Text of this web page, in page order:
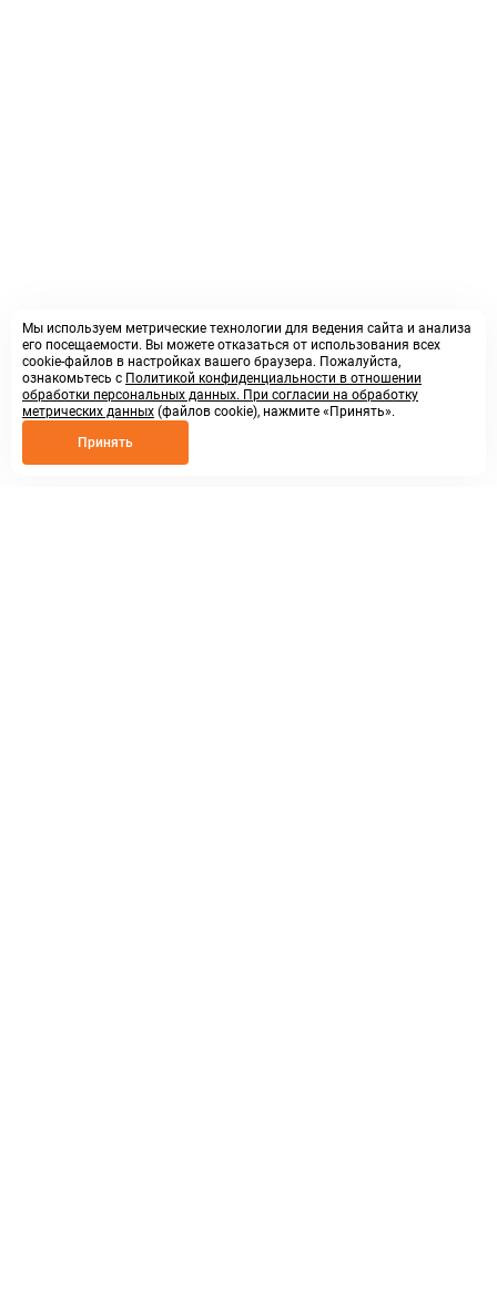
Мы используем метрические технологии для ведения сайта и анализа
его посещаемости. Вы можете отказаться от использования всех
cookie-файлов в настройках вашего браузера. Пожалуйста,
ознакомьтесь с Политикой конфиденциальности в отношении
обработки персональных данных. При согласии на обработку
метрических данных (файлов cookie), нажмите «Принять».
Принять